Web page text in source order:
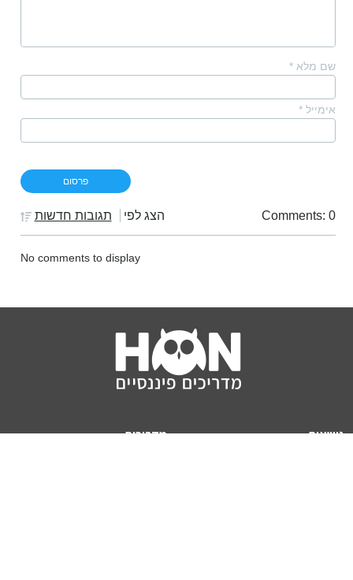
שם מלא *
אימייל *
Comments: 0 הצג לפי תגובות חדשות
No comments to display
נושאים
מדריכים